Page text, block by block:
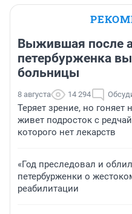
Выжившая после
петербурженка
больницы
8 августа 14 294
Теряет зрение, но гоняет
живет подросток с
которого нет лекарств
«Год преследовал и
петербурженки о
реабилитации